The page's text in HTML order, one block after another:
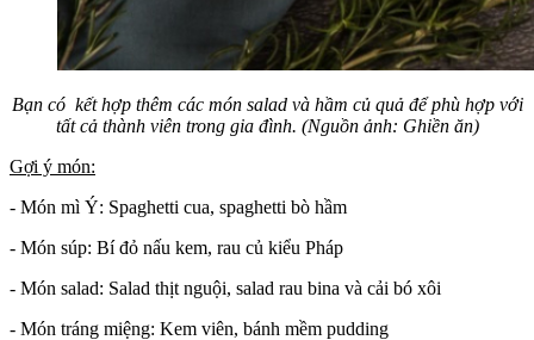
Bạn có kết hợp thêm các món salad và hầm củ quả để phù hợp với
tất cả thành viên trong gia đình. (Nguồn ảnh: Ghiền ăn)
Gợi ý món:
- Món mì Ý: Spaghetti cua, spaghetti bò hầm
- Món súp: Bí đỏ nấu kem, rau củ kiểu Pháp
- Món salad: Salad thịt nguội, salad rau bina và cải bó xôi
- Món tráng miệng: Kem viên, bánh mềm pudding